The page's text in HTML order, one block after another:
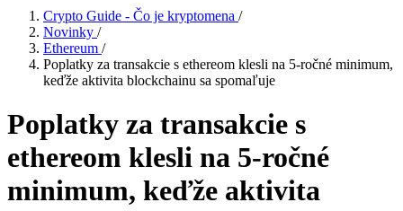
Crypto Guide - Čo je kryptomena /
Novinky /
Ethereum /
Poplatky za transakcie s ethereom klesli na 5-ročné minimum,
keďže aktivita blockchainu sa spomaľuje
Poplatky za transakcie s
ethereom klesli na 5-ročné
minimum, keďže aktivita